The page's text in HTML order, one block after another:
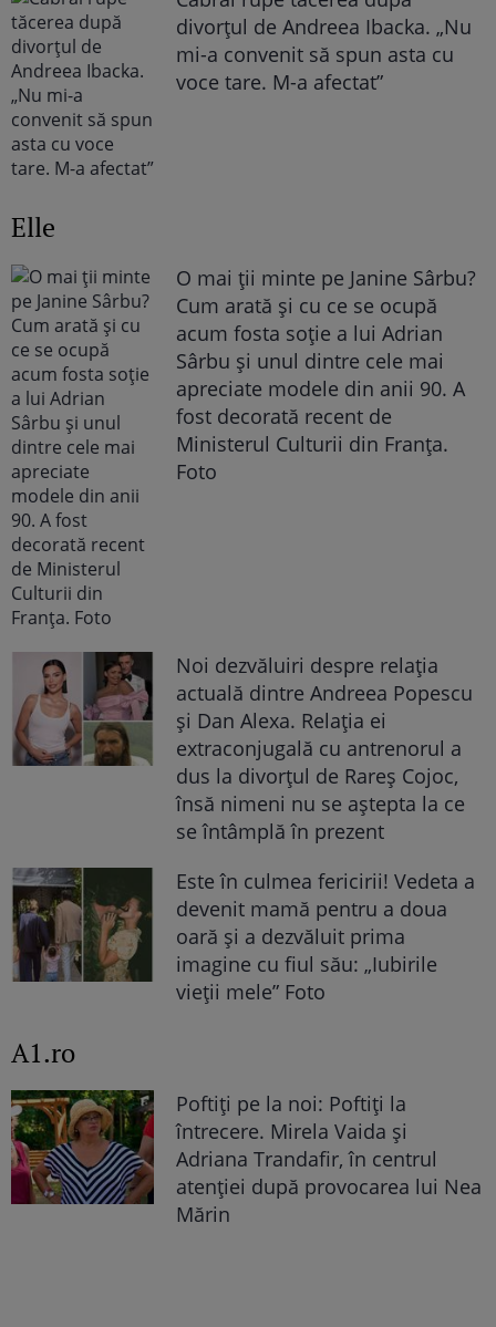
divorțul de Andreea Ibacka. „Nu
mi-a convenit să spun asta cu
voce tare. M-a afectat”
Elle
O mai ții minte pe Janine Sârbu?
Cum arată și cu ce se ocupă
acum fosta soție a lui Adrian
Sârbu și unul dintre cele mai
apreciate modele din anii 90. A
fost decorată recent de
Ministerul Culturii din Franța.
Foto
Noi dezvăluiri despre relația
actuală dintre Andreea Popescu
și Dan Alexa. Relația ei
extraconjugală cu antrenorul a
dus la divorțul de Rareș Cojoc,
însă nimeni nu se aștepta la ce
se întâmplă în prezent
Este în culmea fericirii! Vedeta a
devenit mamă pentru a doua
oară și a dezvăluit prima
imagine cu fiul său: „Iubirile
vieții mele” Foto
A1.ro
Poftiți pe la noi: Poftiți la
întrecere. Mirela Vaida și
Adriana Trandafir, în centrul
atenției după provocarea lui Nea
Mărin